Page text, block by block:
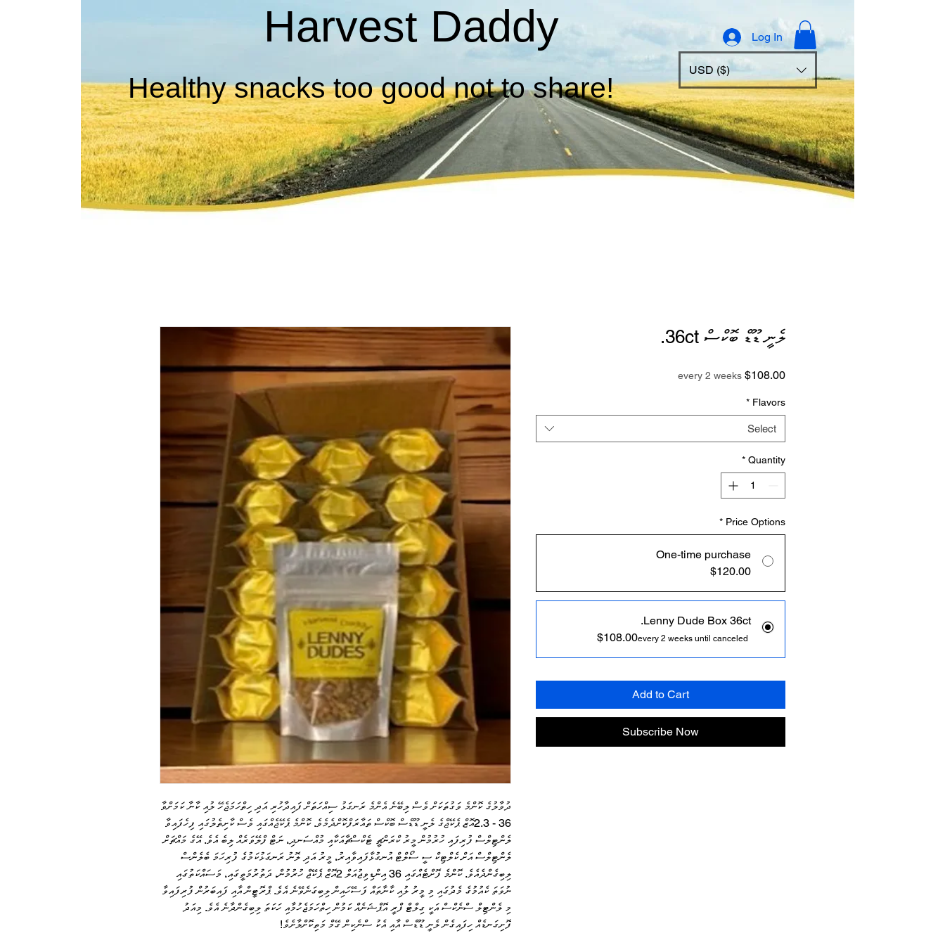
Harvest Daddy
Healthy snacks too good not to share!
Log In
USD ($)
ދުވާލުގެ ކޮންމެ ވަގުތަކަށް ވެސް ލިބޭނެ އެންމެ ރަނގަޅު ސިއްހަތަށް ފައިދާހުރި އަދި ހިތްހަމަޖެހޭ ލުއި ކާނާ ކަމަށްވާ
36 - 2.3އޮޒް ޕެކޭޖްގެ ލެނީ ޑޫޑްސް ބޮކްސް ތައާރަފްކޮށްދެމެވެ. ކޮންމެ ޕެކޭޖެއްގައި ވެސް ކާށިތެލުގައި ފިހެފައިވާ
ލެންޓިލްސް ފުރިފައި ހުރުމުން މީރު ކްރަންޗީ ޓެކްސްޗާއަކާއި މުއްސަނދި، ނަޓް ފްލޭވަރެއް ލިބެ އެވެ. އޭގެ މައްޗަށް
ލެންޓިލްސް އަށް ކެލްޓިކް ސީ ސޯލްޓް އުނގުޅާފައިވާއިރު، މީރު އަދި ލޮނު ރަނގަޅުކަމުގެ ފުރިހަމަ ބެލެންސް
ލިބިގެންދެއެވެ. ކޮންމެ ފޮށްޓެއްގައި 36 އިންޑިވިޖުއަލް 2އޮޒް ޕެކޭޖް ހުރުމުން، ދަތުރުމަތީގައި، މަސައްކަތުގައި
ނުވަތަ ކެއުމުގެ މެދުގައި މި މީރު ލުއި ކާނާތައް ފަސޭހައިން ލިބިގަނެވޭނެ އެވެ. ޕްރޮޓީން އާއި ފައިބަރުން ފުރިފައިވާ
މި ލެންޓިލް ސްނެކްސް އަކީ ގިލްޓް ފްރީ އޮޕްޝަނެއް ކަމުން ހިތްހަމަޖެހުމާއި ހަކަތަ ލިބިގެންދާނެ އެވެ. މިއަދު
ފޮށިގަނޑެއް ހިފައިގެން ލެނީ ޑޫޑްސް އާއި އެކު ސްނެކިން ގޭމް މަތިކޮށްލާށެވެ!
ލެނީ ޑޫޑް ބޮކްސް 36ct.
$108.00
Price
every 2 weeks
Flavors
*
Select
Quantity
*
Price Options
*
One-time purchase
$120.00
Lenny Dude Box 36ct.
$108.00every 2 weeks until canceled
Add to Cart
Subscribe Now